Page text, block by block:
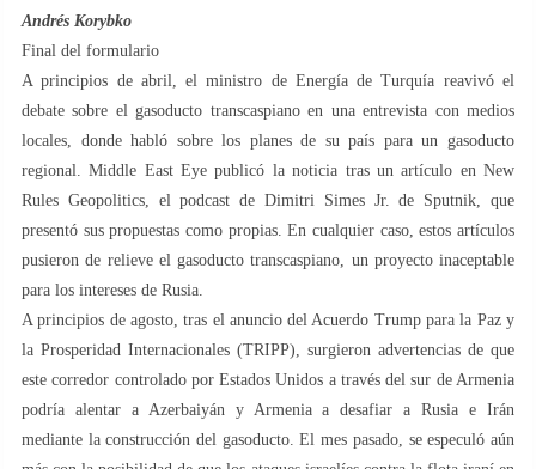
Andrés Korybko
Final del formulario
A principios de abril, el ministro de Energía de Turquía reavivó el
debate sobre el gasoducto transcaspiano en una entrevista con medios
locales, donde habló sobre los planes de su país para un gasoducto
regional. Middle East Eye publicó la noticia tras un artículo en New
Rules Geopolitics, el podcast de Dimitri Simes Jr. de Sputnik, que
presentó sus propuestas como propias. En cualquier caso, estos artículos
pusieron de relieve el gasoducto transcaspiano, un proyecto inaceptable
para los intereses de Rusia.
A principios de agosto, tras el anuncio del Acuerdo Trump para la Paz y
la Prosperidad Internacionales (TRIPP), surgieron advertencias de que
este corredor controlado por Estados Unidos a través del sur de Armenia
podría alentar a Azerbaiyán y Armenia a desafiar a Rusia e Irán
mediante la construcción del gasoducto. El mes pasado, se especuló aún